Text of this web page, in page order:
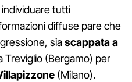
tutti
diffuse pare che
siascappata a
Treviglio (Bergamo) per
(Milano).